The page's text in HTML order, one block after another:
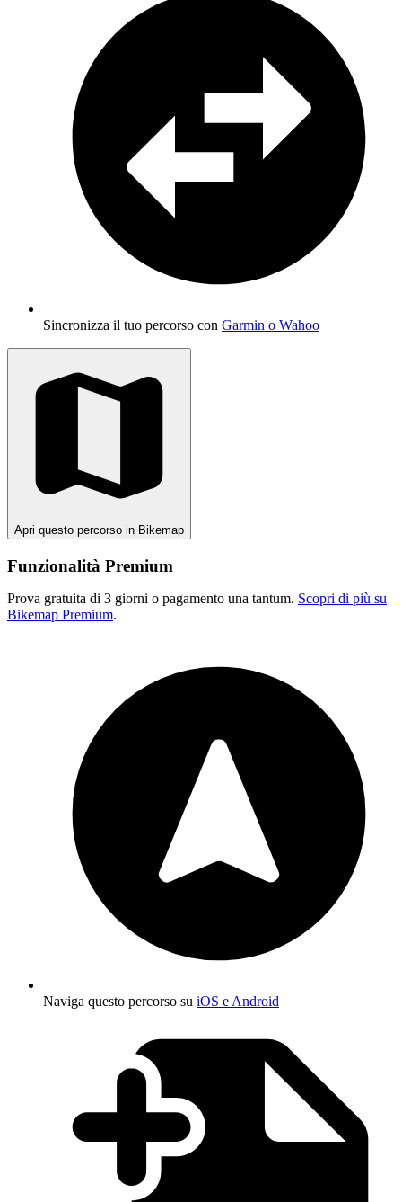
Sincronizza il tuo percorso con Garmin o Wahoo
Apri questo percorso in Bikemap
Funzionalità Premium
Prova gratuita di 3 giorni o pagamento una tantum. Scopri di più su
Bikemap Premium.
Naviga questo percorso su iOS e Android